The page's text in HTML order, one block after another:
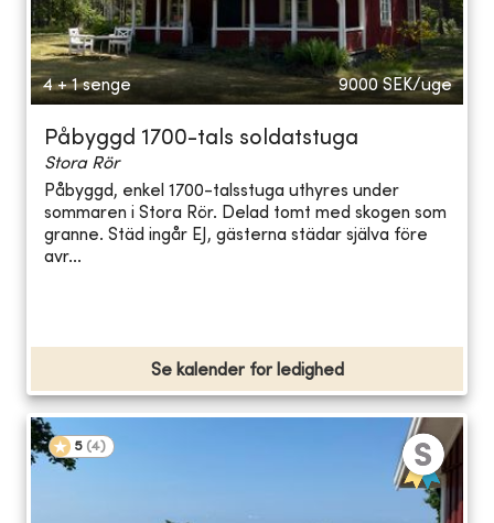
4 + 1 senge 9000 SEK/uge
Påbyggd 1700-tals soldatstuga
Stora Rör
Påbyggd, enkel 1700-talsstuga uthyres under
sommaren i Stora Rör. Delad tomt med skogen som
granne. Städ ingår EJ, gästerna städar själva före
avr...
Se kalender for ledighed
5 (4)